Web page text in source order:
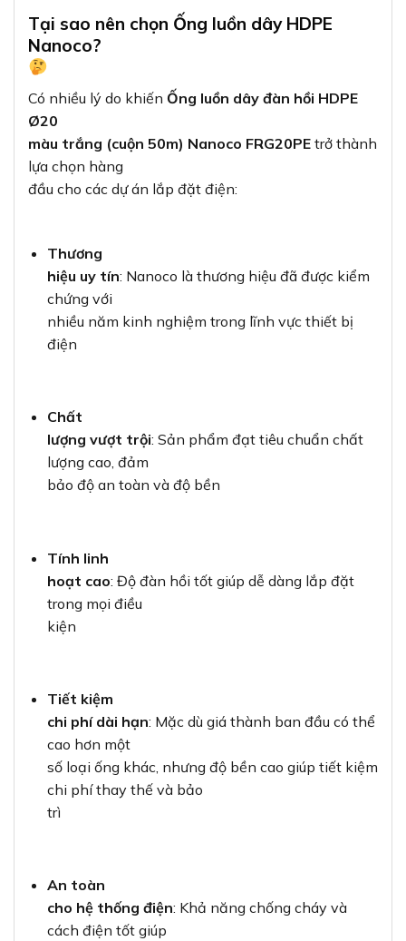
Tại sao nên chọn Ống luồn dây HDPE
Nanoco?
Có nhiều lý do khiến Ống luồn dây đàn hồi HDPE
Ø20
màu trắng (cuộn 50m) Nanoco FRG20PE trở thành
lựa chọn hàng
đầu cho các dự án lắp đặt điện:
Thương
hiệu uy tín: Nanoco là thương hiệu đã được kiểm
chứng với
nhiều năm kinh nghiệm trong lĩnh vực thiết bị
điện
Chất
lượng vượt trội: Sản phẩm đạt tiêu chuẩn chất
lượng cao, đảm
bảo độ an toàn và độ bền
Tính linh
hoạt cao: Độ đàn hồi tốt giúp dễ dàng lắp đặt
trong mọi điều
kiện
Tiết kiệm
chi phí dài hạn: Mặc dù giá thành ban đầu có thể
cao hơn một
số loại ống khác, nhưng độ bền cao giúp tiết kiệm
chi phí thay thế và bảo
trì
An toàn
cho hệ thống điện: Khả năng chống cháy và
cách điện tốt giúp